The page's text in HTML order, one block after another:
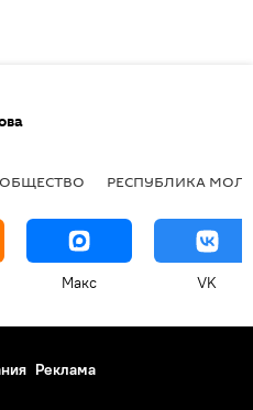
ОБЩЕСТВО РЕСПУБЛИКА
Макс VK
Реклама